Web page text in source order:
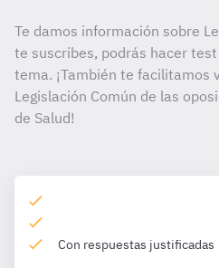
Te damos información sobre
te suscribes, podrás hacer
tema. ¡También te facilitamos
Legislación Común de las
de Salud!
Con respuestas justificadas